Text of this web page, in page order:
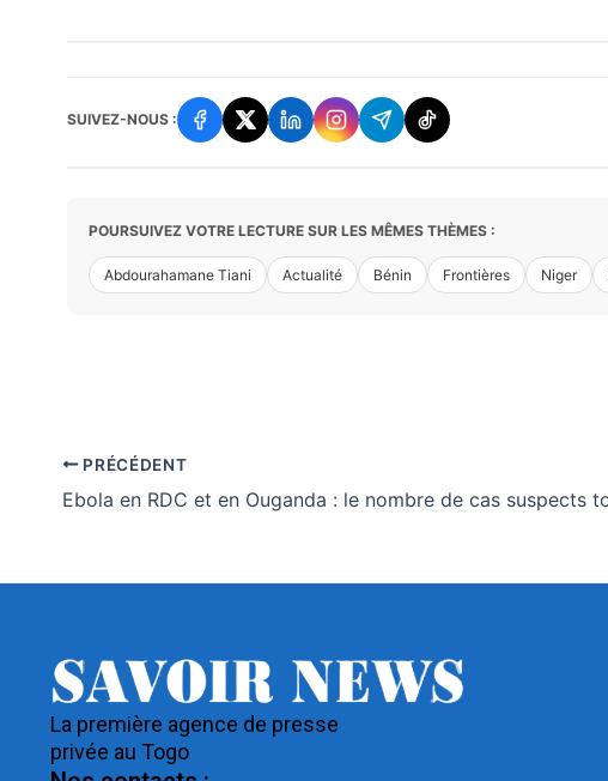
SUIVEZ-NOUS :
POURSUIVEZ VOTRE LECTURE SUR LES MÊMES THÈMES :
Abdourahamane Tiani Actualité Bénin Frontières Niger
PRÉCÉDENT
La première agence de presse
privée au Togo